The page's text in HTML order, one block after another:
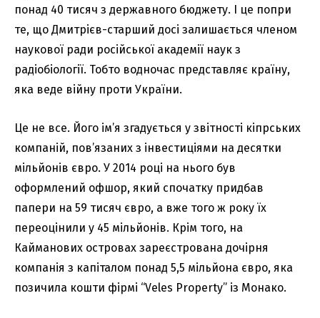
понад 40 тисяч з державного бюджету. І це попри
те, що Дмитрієв-старший досі залишається членом
наукової ради російської академії наук з
радіобіології. Тобто водночас представляє країну,
яка веде війну проти України.
Це не все. Його ім’я згадується у звітності кіпрських
компаній, пов’язаних з інвестиціями на десятки
мільйонів євро. У 2014 році на нього був
оформлений офшор, який спочатку придбав
папери на 59 тисяч євро, а вже того ж року їх
переоцінили у 45 мільйонів. Крім того, на
Кайманових островах зареєстрована дочірня
компанія з капіталом понад 5,5 мільйона євро, яка
позичила кошти фірмі “Veles Property” із Монако.